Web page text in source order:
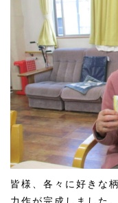
皆様、各々に好きな